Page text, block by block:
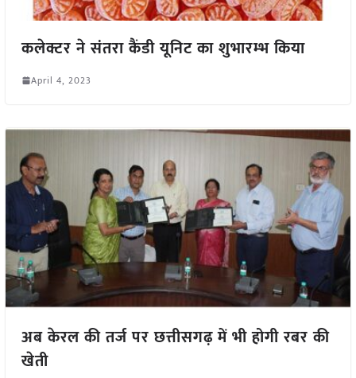
कलेक्टर ने संतरा कैंडी यूनिट का शुभारम्भ किया
April 4, 2023
अब केरल की तर्ज पर छत्तीसगढ़ में भी होगी रबर की
खेती